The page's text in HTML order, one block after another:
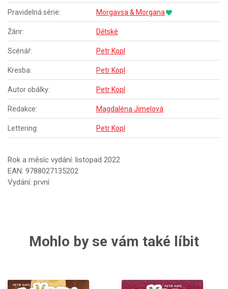
Pravidelná série: Morgavsa & Morgana
Žánr: Dětské
Scénář: Petr Kopl
Kresba: Petr Kopl
Autor obálky: Petr Kopl
Redakce: Magdaléna Jimelová
Lettering: Petr Kopl
Rok a měsíc vydání: listopad 2022
EAN: 9788027135202
Vydání: první
Mohlo by se vám také líbit